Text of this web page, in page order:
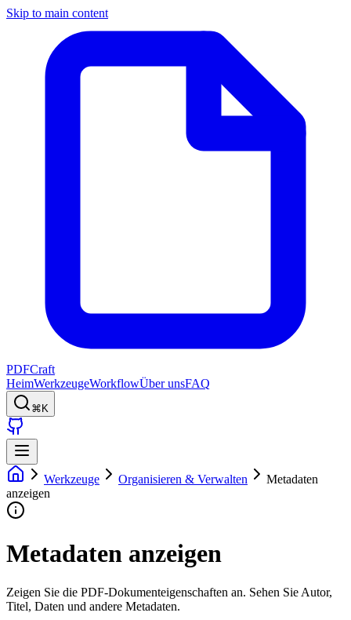
Skip to main content
PDFCraft
HeimWerkzeugeWorkflowÜber unsFAQ
⌘K
Werkzeuge Organisieren & Verwalten
Metadaten
anzeigen
Metadaten anzeigen
Zeigen Sie die PDF-Dokumenteigenschaften an. Sehen Sie Autor,
Titel, Daten und andere Metadaten.